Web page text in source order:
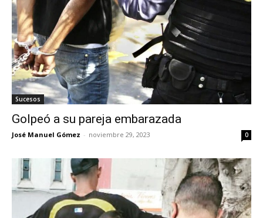
Sucesos
Golpeó a su pareja embarazada
José Manuel Gómez - noviembre 29, 2023 0